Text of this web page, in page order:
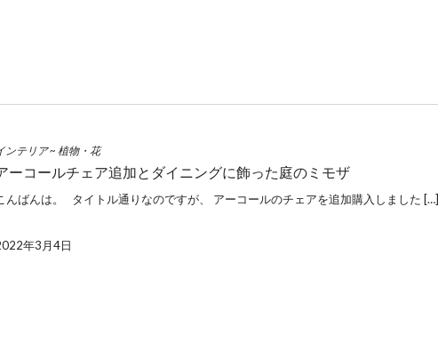
ンテリア~ 植物・花
ーコールチェア追加とダイニングに飾った庭のミモザ
んばんは。 タイトル通りなのですが、 アーコールのチェアを追加購入しました […]
年3月4日